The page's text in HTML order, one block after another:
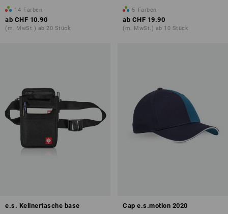
14 Farben
ab CHF 10.90
(m. MwSt.) ab 20 Stück
5 Farben
ab CHF 19.90
(m. MwSt.) ab 10 Stück
e.s. Kellnertasche base Cap e.s.motion 2020